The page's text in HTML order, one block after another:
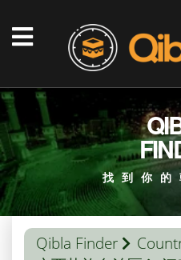
找到你
Qibla Finder